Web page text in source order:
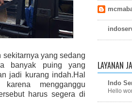
yang sedang
banyak puing yang
jadi kurang indah.Hal
mengganggu
harus segera di
LAYANAN
Indo
Hello